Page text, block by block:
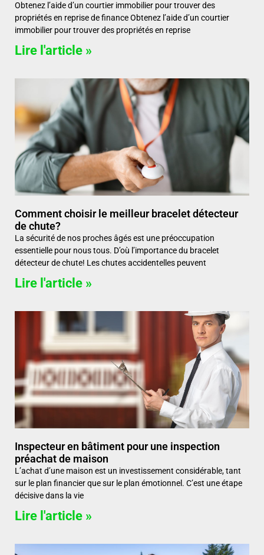
Obtenez l’aide d’un courtier immobilier pour trouver des
propriétés en reprise de finance Obtenez l’aide d’un courtier
immobilier pour trouver des propriétés en reprise
Lire l'article »
Comment choisir le meilleur bracelet détecteur
de chute?
La sécurité de nos proches âgés est une préoccupation
essentielle pour nous tous. D’où l’importance du bracelet
détecteur de chute! Les chutes accidentelles peuvent
Lire l'article »
Inspecteur en bâtiment pour une inspection
préachat de maison
L’achat d’une maison est un investissement considérable, tant
sur le plan financier que sur le plan émotionnel. C’est une étape
décisive dans la vie
Lire l'article »